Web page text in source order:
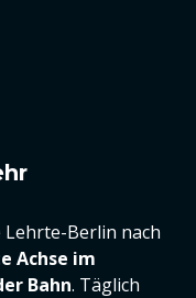
Lehrte-Berlin nach
Achse im
Bahn. Täglich